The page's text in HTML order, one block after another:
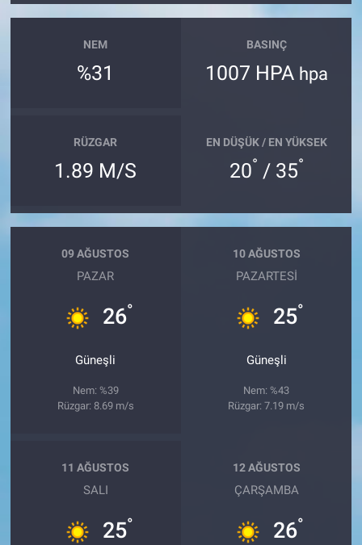
NEM
%31
BASINÇ
1007 HPA hpa
RÜZGAR
1.89 M/S
EN DÜŞÜK / EN YÜKSEK
20° / 35°
09 AĞUSTOS
PAZAR
26°
Güneşli
Nem: %39
Rüzgar: 8.69 m/s
10 AĞUSTOS
PAZARTESI
25°
Güneşli
Nem: %43
Rüzgar: 7.19 m/s
11 AĞUSTOS
SALI
25°
12 AĞUSTOS
ÇARŞAMBA
26°